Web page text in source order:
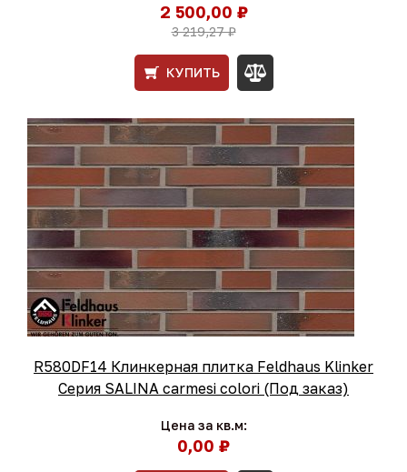
2 500,00 ₽
3 219,27 ₽
КУПИТЬ
R580DF14 Клинкерная плитка Feldhaus Klinker
Серия SALINA carmesi colori (Под заказ)
Цена за кв.м:
0,00 ₽